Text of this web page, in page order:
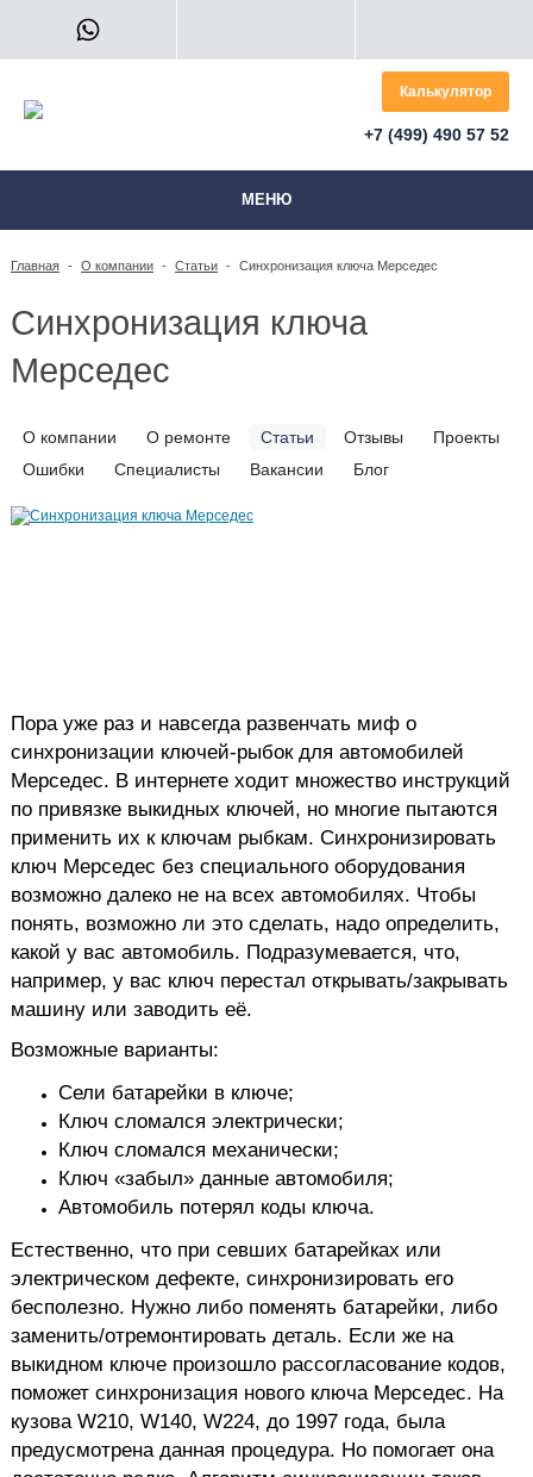
Калькулятор
+7 (499) 490 57 52
МЕНЮ
Главная - О компании - Статьи - Синхронизация ключа Мерседес
Синхронизация ключа
Мерседес
О компании О ремонте Статьи Отзывы
Проекты
Ошибки
Специалисты Вакансии Блог
Пора уже раз и навсегда развенчать миф о
синхронизации ключей-рыбок для автомобилей
Мерседес. В интернете ходит множество инструкций
по привязке выкидных ключей, но многие пытаются
применить их к ключам рыбкам. Синхронизировать
ключ Мерседес без специального оборудования
возможно далеко не на всех автомобилях. Чтобы
понять, возможно ли это сделать, надо определить,
какой у вас автомобиль. Подразумевается, что,
например, у вас ключ перестал открывать/закрывать
машину или заводить её.
Возможные варианты:
Сели батарейки в ключе;
Ключ сломался электрически;
Ключ сломался механически;
Ключ «забыл» данные автомобиля;
Автомобиль потерял коды ключа.
Естественно, что при севших батарейках или
электрическом дефекте, синхронизировать его
бесполезно. Нужно либо поменять батарейки, либо
заменить/отремонтировать деталь. Если же на
выкидном ключе произошло рассогласование кодов,
поможет синхронизация нового ключа Мерседес. На
кузова W210, W140, W224, до 1997 года, была
предусмотрена данная процедура. Но помогает она